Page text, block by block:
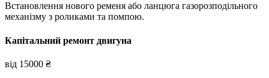
Встановлення нового ременя або ланцюга газорозподільного
механізму з роликами та помпою.
Капітальний ремонт двигуна
від 15000 ₴